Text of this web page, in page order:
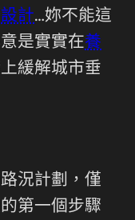
計…妳不能這
是實實在養
緩解城市垂
況計劃，僅
第一個步驟